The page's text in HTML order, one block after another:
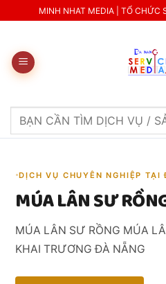
to
MINH NHAT MEDIA | TỔ CHỨC
Search
DỊCH VỤ CHUYÊN NGHIỆP TẠI
MÚA LÂN SƯ
MÚA LÂN SƯ RỒNG MÚA
KHAI TRƯƠNG ĐÀ NẴNG